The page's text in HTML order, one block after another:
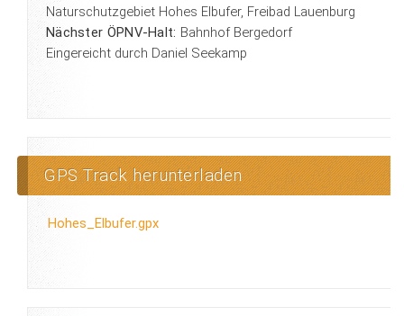
Naturschutzgebiet Hohes Elbufer, Freibad Lauenburg
Nächster ÖPNV-Halt: Bahnhof Bergedorf
Eingereicht durch Daniel Seekamp
GPS Track herunterladen
Hohes_Elbufer.gpx